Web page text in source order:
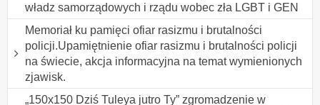
władz samorządowych i rządu wobec zła LGBT i GEN
Memoriał ku pamięci ofiar rasizmu i brutalności
policji.Upamiętnienie ofiar rasizmu i brutalności policji
na świecie, akcja informacyjna na temat wymienionych
zjawisk.
„150x150 Dziś Tuleya jutro Ty” zgromadzenie w